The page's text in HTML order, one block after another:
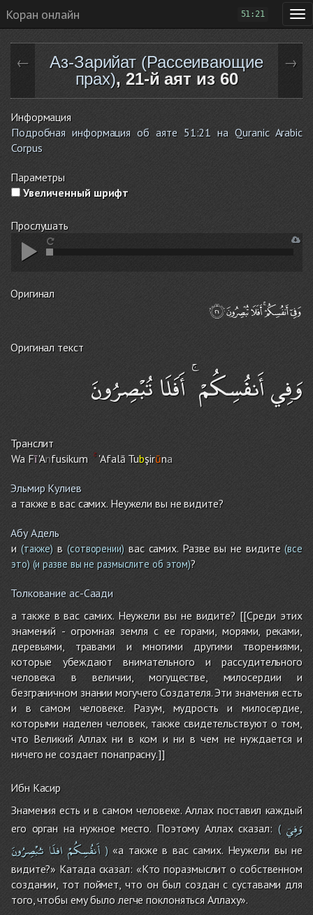
Коран онлайн 51:21
←
Аз-Зарийат (Рассеивающие
прах), 21-й аят из 60
→
Информация
Подробная информация об аяте 51:21 на Quranic Arabic
Corpus
Параметры
Увеличенный шрифт
Прослушать
Оригинал
Оригинал текст
وَفِي أَنفُسِكُمْ ۚ أَفَلَا تُبْصِرُونَ
Транслит
Wa Fī'Anfusikum 'Afalā Tubşirūna
Эльмир Кулиев
а также в вас самих. Неужели вы не видите?
Абу Адель
и(также) в (сотворении)вас самих. Разве вы не видите(все
это)(и разве вы не размыслите об этом)?
Толкование ас-Саади
а также в вас самих. Неужели вы не видите? [[Среди этих
знамений - огромная земля с ее горами, морями, реками,
деревьями, травами и многими другими творениями,
которые убеждают внимательного и рассудительного
человека в величии, могуществе, милосердии и
безграничном знании могучего Создателя. Эти знамения есть
и в самом человеке. Разум, мудрость и милосердие,
которыми наделен человек, также свидетельствуют о том,
что Великий Аллах ни в ком и ни в чем не нуждается и
ничего не создает понапрасну.]]
Ибн Касир
Знамения есть и в самом человеке. Аллах поставил каждый
его орган на нужное место. Поэтому Аллах сказал:( وَفِيۤ
أَنفُسِكُمْ افلَا تـُبْصِرُونَ )«а также в вас самих. Неужели вы не
видите?» Катада сказал: «Кто поразмыслит о собственном
создании, тот поймет, что он был создан с суставами для
того, чтобы ему было легче поклоняться Аллаху».